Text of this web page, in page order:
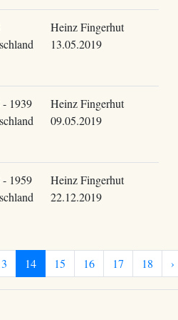
Heinz Fingerhut
13.05.2019
- 1939
Heinz Fingerhut
09.05.2019
- 1959
Heinz Fingerhut
22.12.2019
14 15 16 17 18 ›